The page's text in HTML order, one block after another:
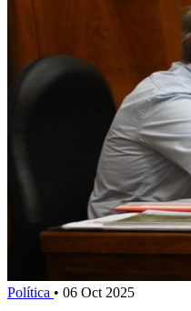
Política • 06 Oct 2025